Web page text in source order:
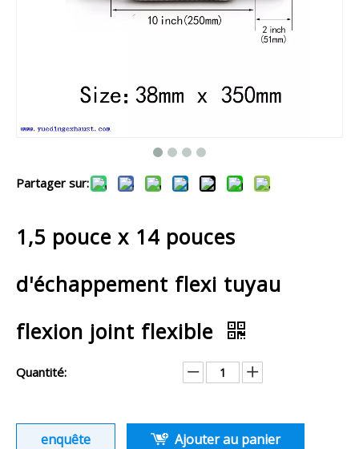
Partager sur:
1,5 pouce x 14 pouces
d'échappement flexi tuyau
flexion joint flexible
Quantité:
enquête Ajouter au panier